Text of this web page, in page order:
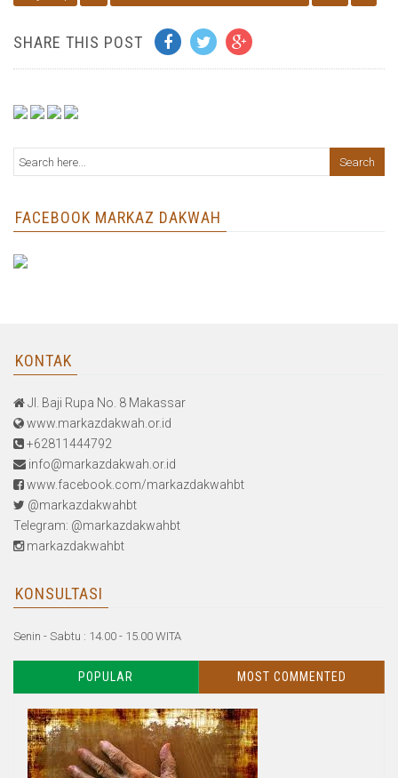
SHARE THIS POST
FACEBOOK MARKAZ DAKWAH
KONTAK
Jl. Baji Rupa No. 8 Makassar
www.markazdakwah.or.id
+62811444792
info@markazdakwah.or.id
www.facebook.com/markazdakwahbt
@markazdakwahbt
Telegram: @markazdakwahbt
markazdakwahbt
KONSULTASI
Senin - Sabtu : 14.00 - 15.00 WITA
POPULAR MOST COMMENTED